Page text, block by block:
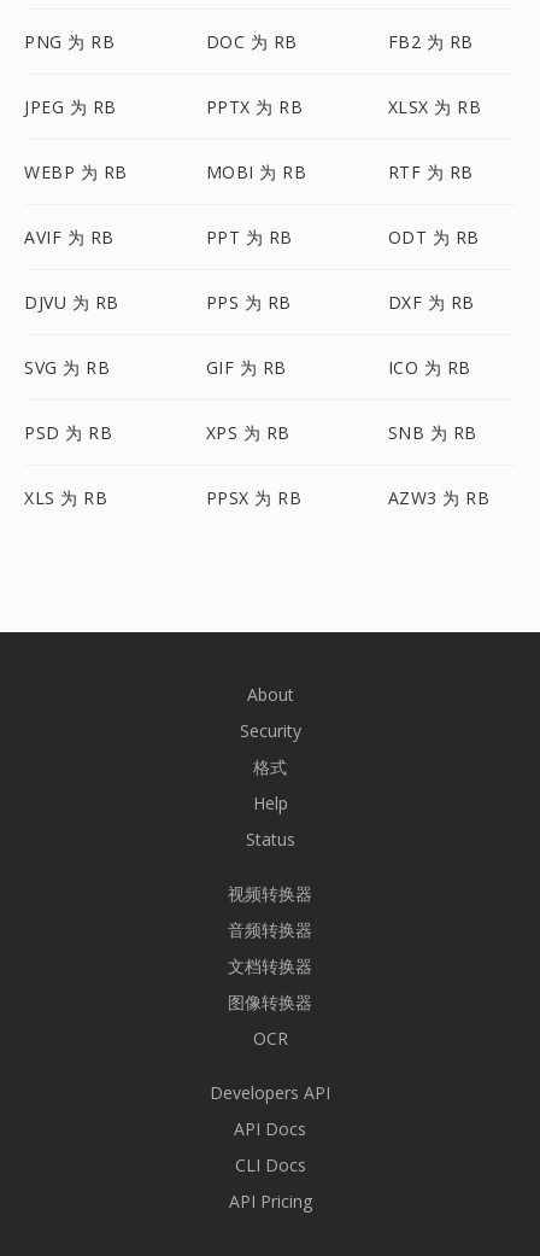
PNG 为 RB DOC 为 RB FB2 为 RB
JPEG 为 RB PPTX 为 RB XLSX 为 RB
WEBP 为 RB MOBI 为 RB RTF 为 RB
AVIF 为 RB PPT 为 RB ODT 为 RB
DJVU 为 RB PPS 为 RB DXF 为 RB
SVG 为 RB GIF 为 RB ICO 为 RB
PSD 为 RB XPS 为 RB SNB 为 RB
XLS 为 RB PPSX 为 RB AZW3 为 RB
About
Security
格式
Help
Status
视频转换器
音频转换器
文档转换器
图像转换器
OCR
Developers API
API Docs
CLI Docs
API Pricing